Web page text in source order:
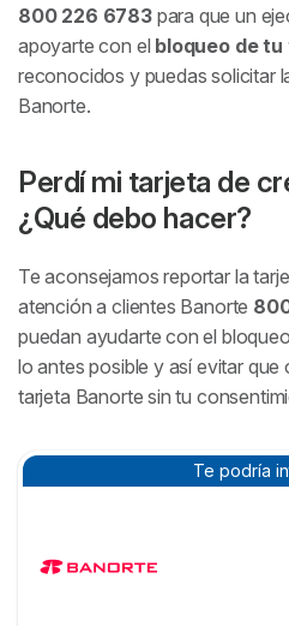
800 226 6783para que un
apoyarte con el bloqueo de
reconocidos y puedas solicitar
Banorte.
Perdí mi tarjeta de
¿Qué debo hacer?
Te aconsejamos reportar la
atención a clientes Banorte
puedan ayudarte con el
lo antes posible y así evitar que
tarjeta Banorte sin tu
Te podría